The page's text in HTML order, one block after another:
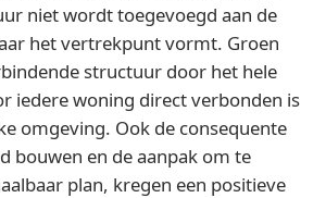
niet wordt toegevoegd aan de
het vertrekpunt vormt. Groen
structuur door het hele
iedere woning direct verbonden is
omgeving. Ook de consequente
bouwen en de aanpak om te
plan, kregen een positieve